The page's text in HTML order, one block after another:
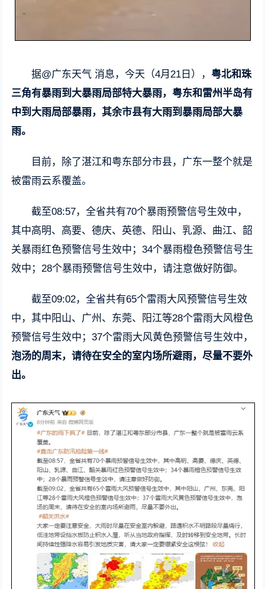
据@广东天气 消息，今天（4月21日）， 粤北和珠
三角有暴雨到大暴雨局部特大暴雨，粤东和雷州半岛有
中到大雨局部暴雨，其余市县有大雨到暴雨局部大暴
雨。
目前，除了湛江和粤东部分市县，广东一整个就是
被雷雨云系覆盖。
截至08:57，全省共有70个暴雨预警信号生效中，
其中高明、高要、德庆、英德、阳山、乳源、曲江、韶
关暴雨红色预警信号生效中；34个暴雨橙色预警信号生
效中；28个暴雨预警信号生效中，请注意做好防御。
截至09:02，全省共有65个雷雨大风预警信号生效
中，其中阳山、广州、东莞、阳江等28个雷雨大风橙色
预警信号生效中；37个雷雨大风黄色预警信号生效中，
泡汤的周末，请待在安全的室内场所避雨，尽量不要外
出。